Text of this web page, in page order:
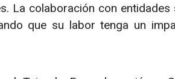
La colaboración con
que su labor tenga un